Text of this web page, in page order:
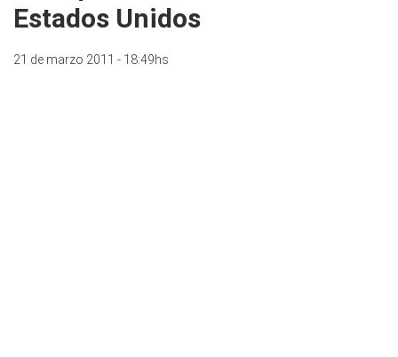
Estados Unidos
21 de marzo 2011 - 18:49hs